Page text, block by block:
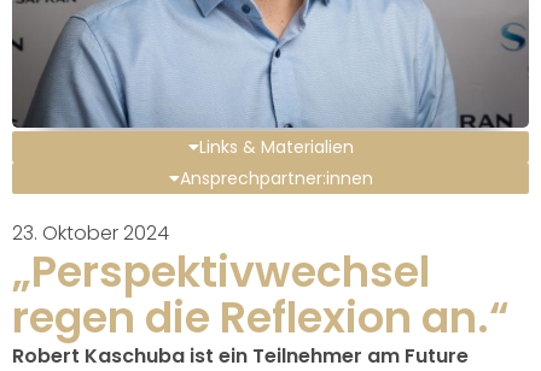
23. Oktober 2024
„Perspektivwechsel
regen die Reflexion an.“
Robert Kaschuba ist ein Teilnehmer am Future
Links & Materialien
Ansprechpartner:innen